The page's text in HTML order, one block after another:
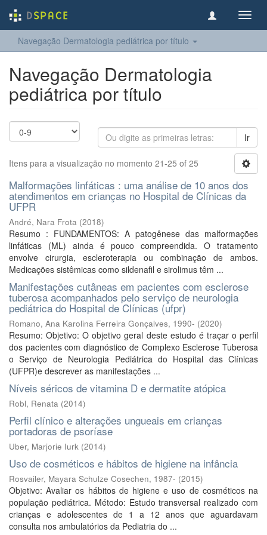
Navegação Dermatologia pediátrica por título
Navegação Dermatologia
pediátrica por título
Ir
Itens para a visualização no momento 21-25 of 25
Malformações linfáticas : uma análise de 10 anos dos
atendimentos em crianças no Hospital de Clínicas da
UFPR
André, Nara Frota (2018)
Resumo : FUNDAMENTOS: A patogênese das malformações
linfáticas (ML) ainda é pouco compreendida. O tratamento
envolve cirurgia, escleroterapia ou combinação de ambos.
Medicações sistêmicas como sildenafil e sirolimus têm ...
Manifestações cutâneas em pacientes com esclerose
tuberosa acompanhados pelo serviço de neurologia
pediátrica do Hospital de Clínicas (ufpr)
Romano, Ana Karolina Ferreira Gonçalves, 1990- (2020)
Resumo: Objetivo: O objetivo geral deste estudo é traçar o perfil
dos pacientes com diagnóstico de Complexo Esclerose Tuberosa
o Serviço de Neurologia Pediátrica do Hospital das Clínicas
(UFPR)e descrever as manifestações ...
Níveis séricos de vitamina D e dermatite atópica
Robl, Renata (2014)
Perfil clínico e alterações ungueais em crianças
portadoras de psoríase
Uber, Marjorie Iurk (2014)
Uso de cosméticos e hábitos de higiene na infância
Rosvailer, Mayara Schulze Cosechen, 1987- (2015)
Objetivo: Avaliar os hábitos de higiene e uso de cosméticos na
população pediátrica. Método: Estudo transversal realizado com
crianças e adolescentes de 1 a 12 anos que aguardavam
consulta nos ambulatórios da Pediatria do ...